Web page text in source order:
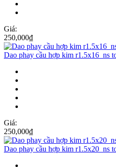
Giá:
250,000₫
Dao phay cầu hợp kim r1.5x16_ns
Giá:
250,000₫
Dao phay cầu hợp kim r1.5x20_ns